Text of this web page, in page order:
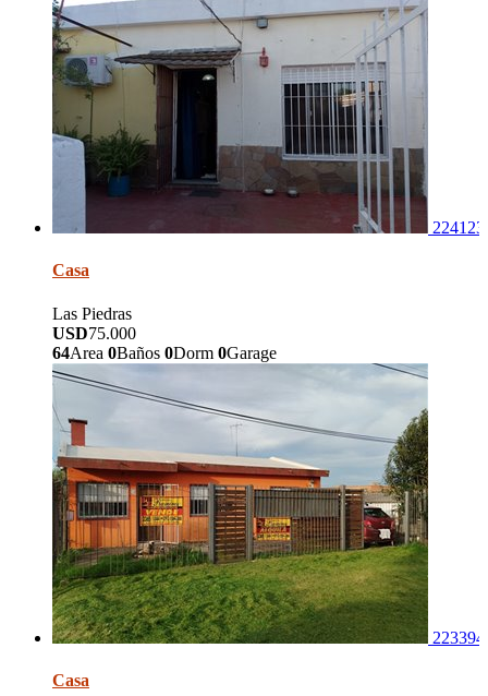
224123
Casa
Las Piedras
USD75.000
64Area 0Baños 0Dorm 0Garage
223394
Casa